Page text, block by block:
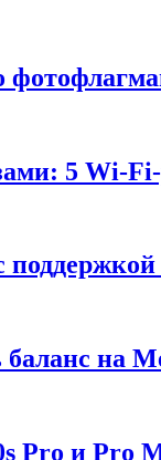
5 Wi-
баланс на
Pro и Pro